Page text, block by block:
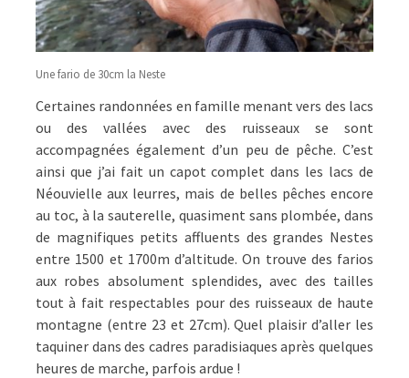
Une fario de 30cm la Neste
Certaines randonnées en famille menant vers des lacs
ou des vallées avec des ruisseaux se sont
accompagnées également d’un peu de pêche. C’est
ainsi que j’ai fait un capot complet dans les lacs de
Néouvielle aux leurres, mais de belles pêches encore
au toc, à la sauterelle, quasiment sans plombée, dans
de magnifiques petits affluents des grandes Nestes
entre 1500 et 1700m d’altitude. On trouve des farios
aux robes absolument splendides, avec des tailles
tout à fait respectables pour des ruisseaux de haute
montagne (entre 23 et 27cm). Quel plaisir d’aller les
taquiner dans des cadres paradisiaques après quelques
heures de marche, parfois ardue !